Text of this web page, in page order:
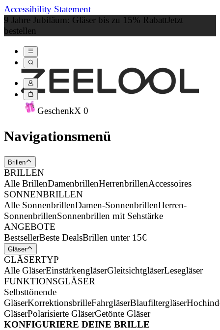
Accessibility Statement
9 Jahre Jubiläum: Gläser bis zu 15% RabattJetzt
bestellen
GeschenkX 0
Navigationsmenü
Brillen
BRILLEN
Alle BrillenDamenbrillenHerrenbrillenAccessoires
SONNENBRILLEN
Alle SonnenbrillenDamen-SonnenbrillenHerren-
SonnenbrillenSonnenbrillen mit Sehstärke
ANGEBOTE
BestsellerBeste DealsBrillen unter 15€
Gläser
GLÄSERTYP
Alle GläserEinstärkengläserGleitsichtgläserLesegläser
FUNKTIONSGLÄSER
Selbsttönende
GläserKorrektionsbrilleFahrgläserBlaufiltergläser
GläserPolarisierte GläserGetönte Gläser
KONFIGURIERE DEINE BRILLE